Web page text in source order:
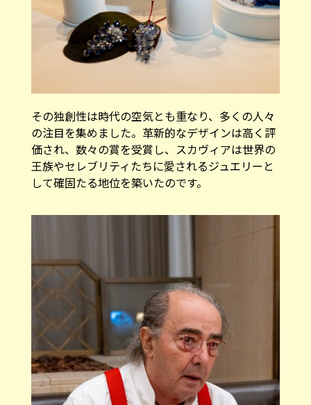
その独創性は時代の空気とも重なり、多くの人々
の注目を集めました。革新的なデザインは高く評
価され、数々の賞を受賞し、スカヴィアは世界の
王族やセレブリティたちに愛されるジュエリーと
して確固たる地位を築いたのです。